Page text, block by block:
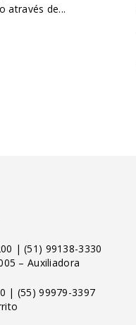
através de...
|(51) 99138-3330
– Auxiliadora
| (55) 99979-3397